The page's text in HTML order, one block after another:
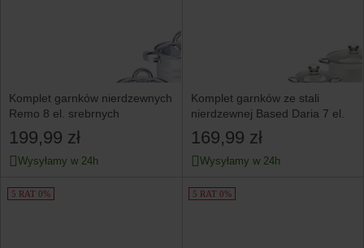
Komplet garnków nierdzewnych
Remo 8 el. srebrnych
199,99 zł
Wysyłamy w 24h
Komplet garnków ze stali
nierdzewnej Based Daria 7 el.
169,99 zł
Wysyłamy w 24h
5 RAT 0% 5 RAT 0%